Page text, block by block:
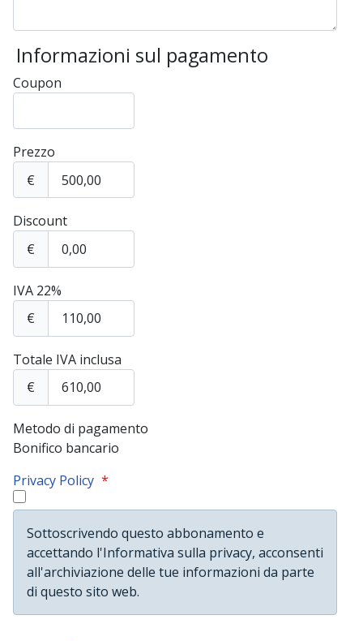
Informazioni sul pagamento
Coupon
Prezzo
€
Discount
€
IVA 22%
€
Totale IVA inclusa
€
Metodo di pagamento
Bonifico bancario
Privacy Policy *
Sottoscrivendo questo abbonamento e
accettando l'Informativa sulla privacy, acconsenti
all'archiviazione delle tue informazioni da parte
di questo sito web.